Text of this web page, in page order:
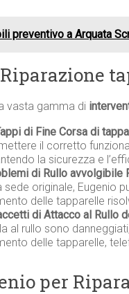
preventivo a Arquata
vasta gamma di
di Fine Corsa di
il corretto
la sicurezza e
di Rullo avvolgibile
originale, Eugenio
delle tapparelle
di Attacco al Rullo
al rullo sono
delle tapparelle,
per